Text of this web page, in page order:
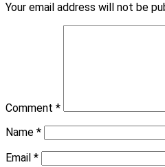
Your email address will not be
Comment *
Name *
Email *